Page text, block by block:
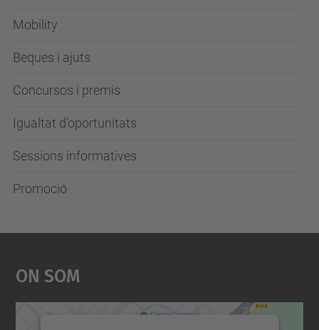
Mobility
Beques i ajuts
Concursos i premis
Igualtat d'oportunitats
Sessions informatives
Promoció
On Som